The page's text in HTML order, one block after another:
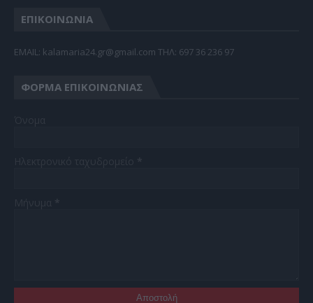
ΕΠΙΚΟΙΝΩΝΙΑ
EMAIL: kalamaria24.gr@gmail.com TΗΛ: 697 36 236 97
ΦΌΡΜΑ ΕΠΙΚΟΙΝΩΝΊΑΣ